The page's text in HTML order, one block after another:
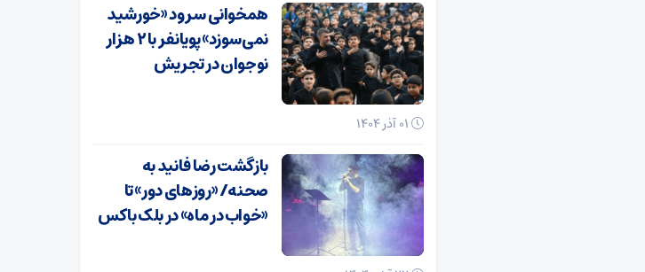
همخوانی سرود «خورشید
نمی‌سوزد» پویانفر با ۲ هزار
نوجوان در تجریش
بازگشت رضا فانید به
صحنه/ «روزهای دور» تا
«خواب در ماه» در بلک باکس